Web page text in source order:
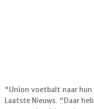
"Union voetbalt naar
Laatste Nieuws. "Daar